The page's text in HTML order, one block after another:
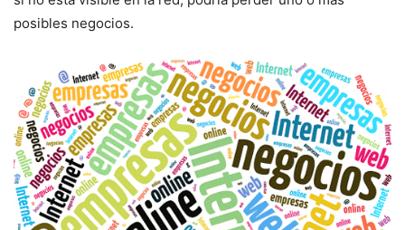
posibles negocios.